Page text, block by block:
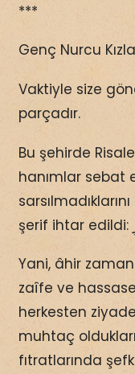
***
Genç Nurcu
Vaktiyle size
parçadır.
Bu şehirde
hanımlar sebat
Yani, âhir
zaîfe ve
herkesten
muhtaç
fıtratlarında